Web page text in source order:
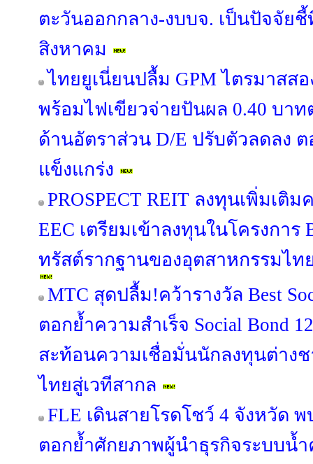
ตะวันออกกลาง-งบบจ. เป็นปัจจัย
สิงหาคม
ไทยยูเนี่ยนปลื้ม GPM ไตรมาสส
พร้อมไฟเขียวจ่ายปันผล 0.40 บา
ด้านอัตราส่วน D/E ปรับตัวลดลง ต
แข็งแกร่ง
PROSPECT REIT ลงทุนเพิ่มเติ
EEC เตรียมเข้าลงทุนในโครงการ
ทรัสต์รากฐานของอุตสาหกรรมไท
MTC สุดปลื้ม!คว้ารางวัล Best
ตอกย้ำความสำเร็จ Social Bond
สะท้อนความเชื่อมั่นนักลงทุนต่าง
ไทยสู่เวทีสากล
FLE เดินสายโรดโชว์ 4 จังหวัด
ตอกย้ำศักยภาพผู้นำธุรกิจระบบน้